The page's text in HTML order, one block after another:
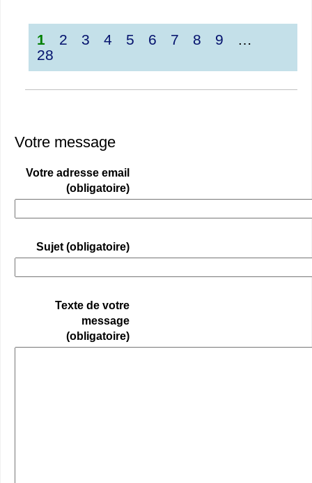
1 2 3 4 5 6 7 8 9
…
28
Votre message
Votre adresse email
(obligatoire)
Sujet (obligatoire)
Texte de votre
message
(obligatoire)